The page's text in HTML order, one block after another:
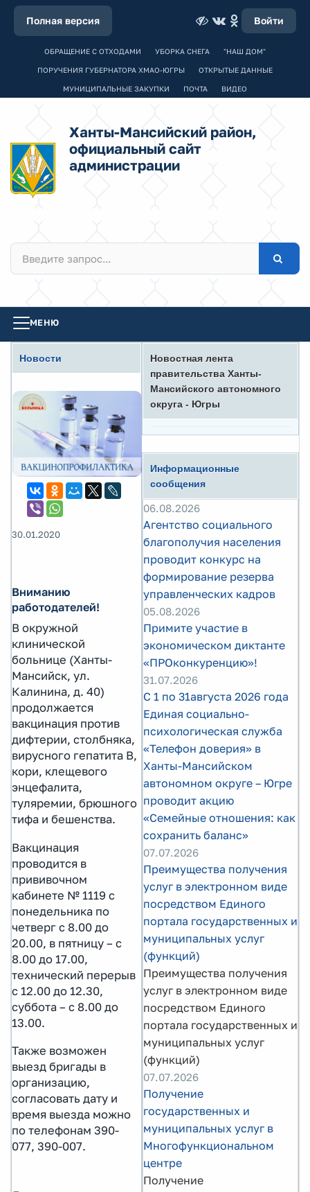
Полная версия Войти
ОБРАЩЕНИЕ С ОТХОДАМИ УБОРКА СНЕГА "НАШ ДОМ"
ПОРУЧЕНИЯ ГУБЕРНАТОРА ХМАО-ЮГРЫ ОТКРЫТЫЕ ДАННЫЕ
МУНИЦИПАЛЬНЫЕ ЗАКУПКИ ПОЧТА ВИДЕО
Ханты-Мансийский район,
официальный сайт
администрации
МЕНЮ
Новости
30.01.2020
Вниманию
работодателей!
В окружной
клинической
больнице (Ханты-
Мансийск, ул.
Калинина, д. 40)
продолжается
вакцинация против
дифтерии, столбняка,
вирусного гепатита B,
кори, клещевого
энцефалита,
туляремии, брюшного
тифа и бешенства.
Вакцинация
проводится в
прививочном
кабинете № 1119 с
понедельника по
четверг с 8.00 до
20.00, в пятницу – с
8.00 до 17.00,
технический перерыв
с 12.00 до 12.30,
суббота – с 8.00 до
13.00.
Также возможен
выезд бригады в
организацию,
согласовать дату и
время выезда можно
по телефонам 390-
077, 390-007.
Новостная лента
правительства Ханты-
Мансийского автономного
округа - Югры
Информационные
сообщения
06.08.2026
Агентство социального
благополучия населения
проводит конкурс на
формирование резерва
управленческих кадров
05.08.2026
Примите участие в
экономическом диктанте
«ПРОконкуренцию»!
31.07.2026
С 1 по 31августа 2026 года
Единая социально-
психологическая служба
«Телефон доверия» в
Ханты-Мансийском
автономном округе – Югре
проводит акцию
«Семейные отношения: как
сохранить баланс»
07.07.2026
Преимущества получения
услуг в электронном виде
посредством Единого
портала государственных и
муниципальных услуг
(функций)
Преимущества получения
услуг в электронном виде
посредством Единого
портала государственных и
муниципальных услуг
(функций)
07.07.2026
Получение
государственных и
муниципальных услуг в
Многофункциональном
центре
Получение